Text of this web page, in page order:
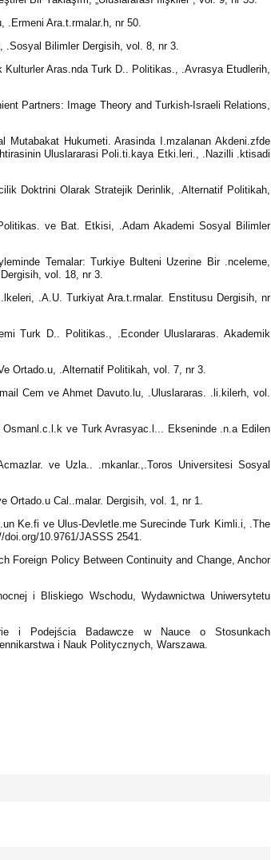
.Ermeni Ara.t.rmalar.h, nr 50.
Bilimler Dergisih, vol. 8, nr 3.
Aras.nda Turk D.. Politikas., .Avrasya Etudlerih,
Partners: Image Theory and Turkish-Israeli Relations,
Hukumeti. Arasinda I.mzalanan Akdeni.zfde
Uluslararasi Poli.ti.kaya Etki.leri., .Nazilli .ktisadi
Doktrini Olarak Stratejik Derinlik, .Alternatif Politikah,
ve Bat. Etkisi, .Adam Akademi Sosyal Bilimler
Temalar: Turkiye Bulteni Uzerine Bir .nceleme,
vol. 18, nr 3.
.A.U. Turkiyat Ara.t.rmalar. Enstitusu Dergisih, nr
Turk D.. Politikas., .Econder Uluslararas. Akademik
Ortado.u, .Alternatif Politikah, vol. 7, nr 3.
Cem ve Ahmet Davuto.lu, .Uluslararas. .li.kilerh, vol.
ve Turk Avrasyac.l... Ekseninde .n.a Edilen
ve Uzla.. .mkanlar.,.Toros Universitesi Sosyal
Cal..malar. Dergisih, vol. 1, nr 1.
Ke.fi ve Ulus-Devletle.me Surecinde Turk Kimli.i, .The
10.9761/JASSS 2541.
Foreign Policy Between Continuity and Change, Anchor
i Bliskiego Wschodu, Wydawnictwa Uniwersytetu
i Podejścia Badawcze w Nauce o Stosunkach
i Nauk Politycznych, Warszawa.